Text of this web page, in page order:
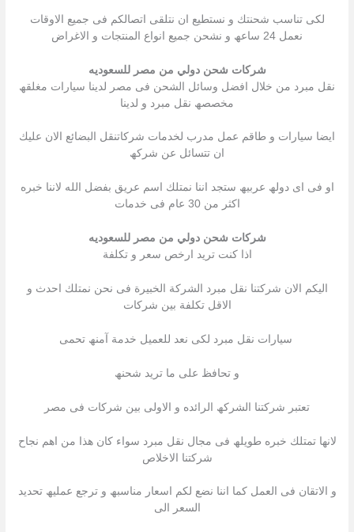
لكى تناسب شحنتك و نستطیع ان نتلقى اتصالكم فى جمیع الاوقات
نعمل 24 ساعھ و نشحن جمیع انواع المنتجات و الاغراض
شركات شحن دولي من مصر للسعوديه
نقل مبرد من خلال افضل وسائل الشحن فى مصر لدینا سیارات مغلقھ
مخصصھ نقل مبرد و لدینا
ایضا سیارات و طاقم عمل مدرب لخدمات شركاتنقل البضائع الان علیك
ان تتسائل عن شركھ
او فى اى دولھ عربیھ ستجد اننا نمتلك اسم عریق بفضل الله لاننا خبره
اكثر من 30 عام فى خدمات
شركات شحن دولي من مصر للسعوديه
اذا كنت ترید ارخص سعر و تكلفة
الیكم الان شركتنا نقل مبرد الشركة الخبیرة فى نحن نمتلك احدث و
الاقل تكلفة بین شركات
سیارات نقل مبرد لكى نعد للعمیل خدمة آمنھ تحمى
و تحافظ على ما ترید شحنھ
تعتبر شركتنا الشركھ الرائده و الاولى بین شركات فى مصر
لانھا تمتلك خبره طویلھ فى مجال نقل مبرد سواء كان ھذا من اھم نجاح
شركتنا الاخلاص
و الاتقان فى العمل كما اننا نضع لكم اسعار مناسبھ و ترجع عملیھ تحدید
السعر الى